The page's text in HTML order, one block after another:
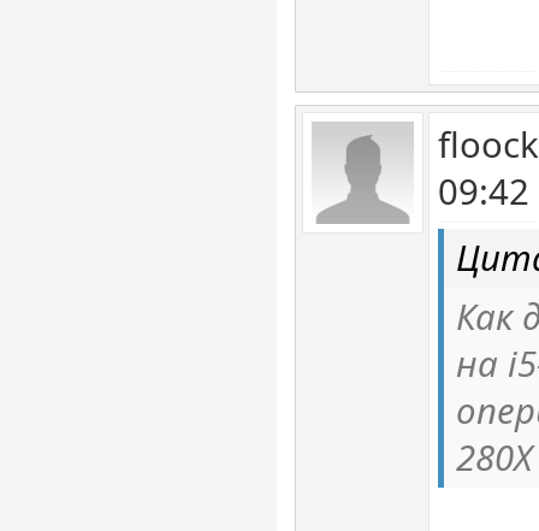
Как
на